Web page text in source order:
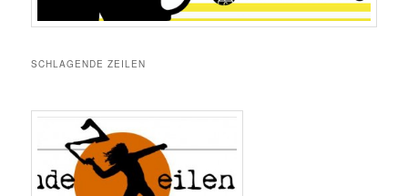
SCHLAGENDE ZEILEN